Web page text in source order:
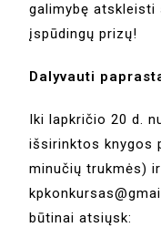
galimybę atskleisti
įspūdingų prizų!
Dalyvauti
Iki lapkričio 20 d.
išsirinktos knygos
minučių trukmės)
būtinai atsiųsk: